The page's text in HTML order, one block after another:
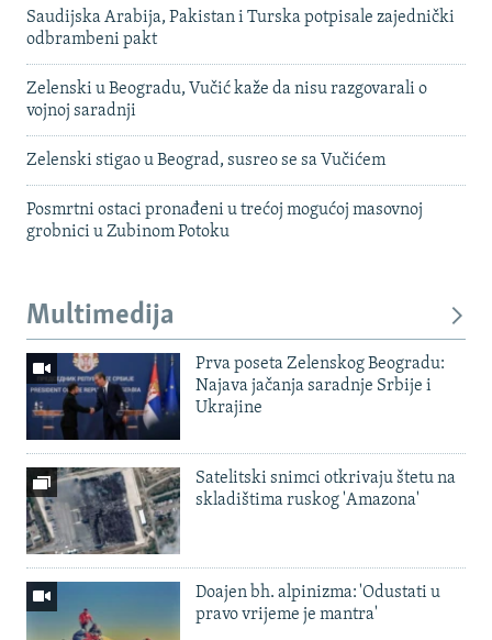
Saudijska Arabija, Pakistan i Turska potpisale zajednički
odbrambeni pakt
Zelenski u Beogradu, Vučić kaže da nisu razgovarali o
vojnoj saradnji
Zelenski stigao u Beograd, susreo se sa Vučićem
Posmrtni ostaci pronađeni u trećoj mogućoj masovnoj
grobnici u Zubinom Potoku
Multimedija
Prva poseta Zelenskog Beogradu:
Najava jačanja saradnje Srbije i
Ukrajine
Satelitski snimci otkrivaju štetu na
skladištima ruskog 'Amazona'
Doajen bh. alpinizma: 'Odustati u
pravo vrijeme je mantra'